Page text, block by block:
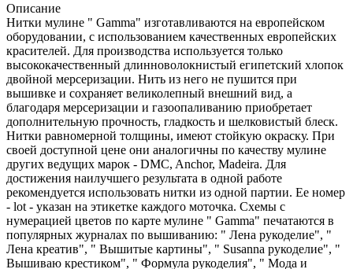
Описание
Нитки мулине " Gamma" изготавливаются на европейском
оборудовании, с использованием качественных европейских
красителей. Для производства используется только
высококачественный длинноволокнистый египетский хлопок
двойной мерсеризации. Нить из него не пушится при
вышивке и сохраняет великолепный внешний вид, а
благодаря мерсеризации и газоопаливанию приобретает
дополнительную прочность, гладкость и шелковистый блеск.
Нитки равномерной толщины, имеют стойкую окраску. При
своей доступной цене они аналогичны по качеству мулине
других ведущих марок - DMC, Anchor, Madeira. Для
достижения наилучшего результата в одной работе
рекомендуется использовать нитки из одной партии. Ее номер
- lot - указан на этикетке каждого моточка. Схемы с
нумерацией цветов по карте мулине " Gamma" печатаются в
популярных журналах по вышиванию: " Лена рукоделие", "
Лена креатив", " Вышитые картины", " Susanna рукоделие", "
Вышиваю крестиком", " Формула рукоделия", " Мода и